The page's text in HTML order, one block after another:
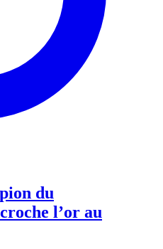
du
l’or au